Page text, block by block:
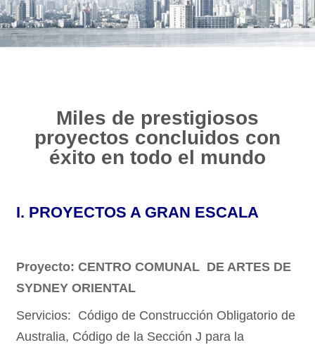
COMPRAR
Miles de prestigiosos
proyectos concluidos con
éxito en todo el mundo
I. PROYECTOS A GRAN ESCALA
Proyecto: CENTRO COMUNAL DE ARTES DE
SYDNEY ORIENTAL
Servicios: Código de Construcción Obligatorio de
Australia, Código de la Sección J para la